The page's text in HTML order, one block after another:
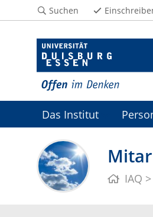
Suchen
Das Institut
IAQ